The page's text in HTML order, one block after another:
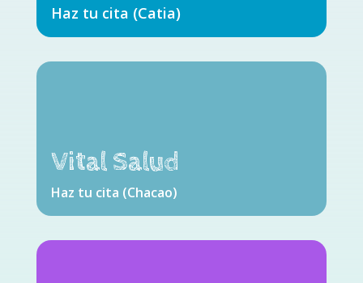
Haz tu cita (Catia)
Vital Salud
Haz tu cita (Chacao)